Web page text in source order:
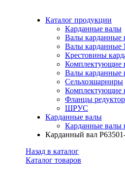
Каталог продукции
Карданные валы
Валы карданные
Валы
Крестовины
Комплектующие
Валы карданные
Сельхозшарниры
Комплектующие
Фланцы
ШРУС
Карданные валы
Карданные
Карданный вал
Назад в каталог
Каталог товаров